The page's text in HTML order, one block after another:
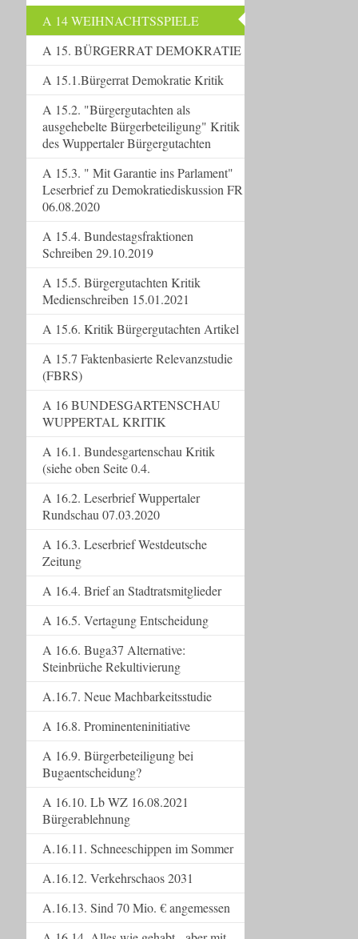
A 14 WEIHNACHTSSPIELE
A 15. BÜRGERRAT DEMOKRATIE
A 15.1.Bürgerrat Demokratie Kritik
A 15.2. "Bürgergutachten als
ausgehebelte Bürgerbeteiligung" Kritik
des Wuppertaler Bürgergutachten
A 15.3. " Mit Garantie ins Parlament"
Leserbrief zu Demokratiediskussion FR
06.08.2020
A 15.4. Bundestagsfraktionen
Schreiben 29.10.2019
A 15.5. Bürgergutachten Kritik
Medienschreiben 15.01.2021
A 15.6. Kritik Bürgergutachten Artikel
A 15.7 Faktenbasierte Relevanzstudie
(FBRS)
A 16 BUNDESGARTENSCHAU
WUPPERTAL KRITIK
A 16.1. Bundesgartenschau Kritik
(siehe oben Seite 0.4.
A 16.2. Leserbrief Wuppertaler
Rundschau 07.03.2020
A 16.3. Leserbrief Westdeutsche
Zeitung
A 16.4. Brief an Stadtratsmitglieder
A 16.5. Vertagung Entscheidung
A 16.6. Buga37 Alternative:
Steinbrüche Rekultivierung
A.16.7. Neue Machbarkeitsstudie
A 16.8. Prominenteninitiative
A 16.9. Bürgerbeteiligung bei
Bugaentscheidung?
A 16.10. Lb WZ 16.08.2021
Bürgerablehnung
A.16.11. Schneeschippen im Sommer
A.16.12. Verkehrschaos 2031
A.16.13. Sind 70 Mio. € angemessen